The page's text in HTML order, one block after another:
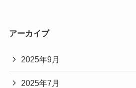
アーカイブ
2025年9月
2025年7月